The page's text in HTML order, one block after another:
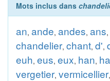
Mots inclus dans
an, ande, andes, ans,
chandelier, chant, d',
euh, eus, eux, han,
vergetier, vermicellier,